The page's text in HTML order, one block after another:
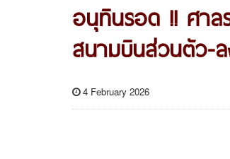
อนุทินรอด !! ศาล
สนามบินส่วนตัว-
4 February 2026